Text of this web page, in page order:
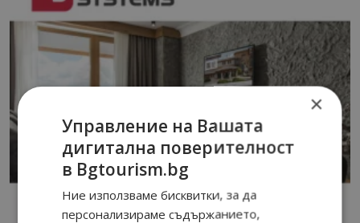
×
Управление на Вашата
дигитална поверителност
в Bgtourism.bg
Ние използваме бисквитки, за да
персонализираме съдържанието,